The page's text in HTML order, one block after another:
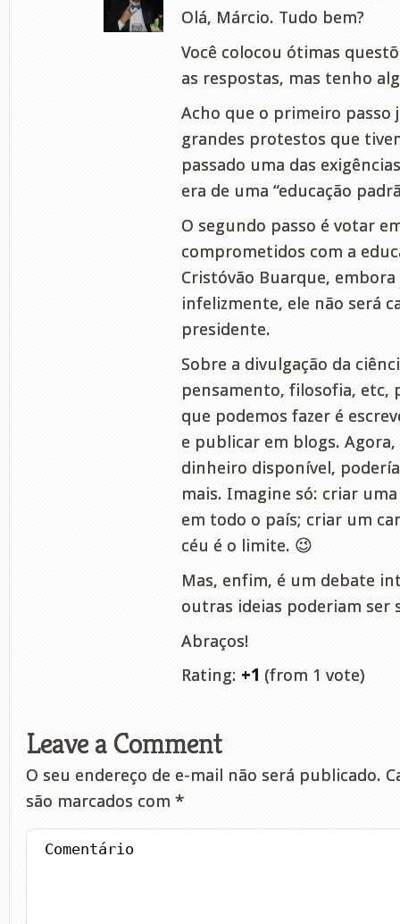
Olá, Márcio. Tudo bem?
Você colocou ótimas
as respostas, mas tenho
Acho que o primeiro passo
grandes protestos que
passado uma das
era de uma “educação
O segundo passo é votar
comprometidos com a
Cristóvão Buarque, embora
infelizmente, ele não será
presidente.
Sobre a divulgação da
pensamento, filosofia, etc,
que podemos fazer é
e publicar em blogs. Agora,
dinheiro disponível,
mais. Imagine só: criar
em todo o país; criar um
céu é o limite. 😉
Mas, enfim, é um debate
outras ideias poderiam ser
Abraços!
Rating: +1 (from 1 vote)
Leave a Comment
O seu endereço de e-mail não será publicado.
são marcados com *